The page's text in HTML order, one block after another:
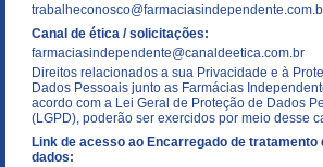
Canal de ética / solicitações:
farmaciasindependente@canaldeetica.com.br
Direitos relacionados a sua Privacidade e à
Dados Pessoais junto as Farmácias
acordo com a Lei Geral de Proteção de Dados
(LGPD), poderão ser exercidos por meio desse
Link de acesso ao Encarregado de tratamento
dados: